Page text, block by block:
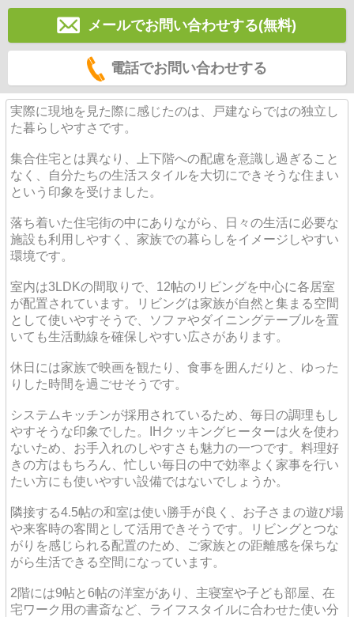
メールでお問い合わせする(無料)
電話でお問い合わせする
実際に現地を見た際に感じたのは、戸建ならではの独立し
た暮らしやすさです。
集合住宅とは異なり、上下階への配慮を意識し過ぎること
なく、自分たちの生活スタイルを大切にできそうな住まい
という印象を受けました。
落ち着いた住宅街の中にありながら、日々の生活に必要な
施設も利用しやすく、家族での暮らしをイメージしやすい
環境です。
室内は3LDKの間取りで、12帖のリビングを中心に各居室
が配置されています。リビングは家族が自然と集まる空間
として使いやすそうで、ソファやダイニングテーブルを置
いても生活動線を確保しやすい広さがあります。
休日には家族で映画を観たり、食事を囲んだりと、ゆった
りした時間を過ごせそうです。
システムキッチンが採用されているため、毎日の調理もし
やすそうな印象でした。IHクッキングヒーターは火を使わ
ないため、お手入れのしやすさも魅力の一つです。料理好
きの方はもちろん、忙しい毎日の中で効率よく家事を行い
たい方にも使いやすい設備ではないでしょうか。
隣接する4.5帖の和室は使い勝手が良く、お子さまの遊び場
や来客時の客間として活用できそうです。リビングとつな
がりを感じられる配置のため、ご家族との距離感を保ちな
がら生活できる空間になっています。
2階には9帖と6帖の洋室があり、主寝室や子ども部屋、在
宅ワーク用の書斎など、ライフスタイルに合わせた使い分